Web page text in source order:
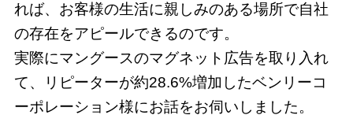
れば、お客様の生活に親しみのある場所で自社
の存在をアピールできるのです。
実際にマングースのマグネット広告を取り入れ
て、リピーターが約28.6%増加したベンリーコ
ーポレーション様にお話をお伺いしました。